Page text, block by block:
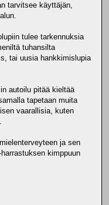
tarvitsee käyttäjän,
tulee tarkennuksia
tuhansilta
tai uusia hankkimislupia
autoilu pitää kieltää
tapetaan muita
vaarallisia, kuten
ja sen
kimppuun